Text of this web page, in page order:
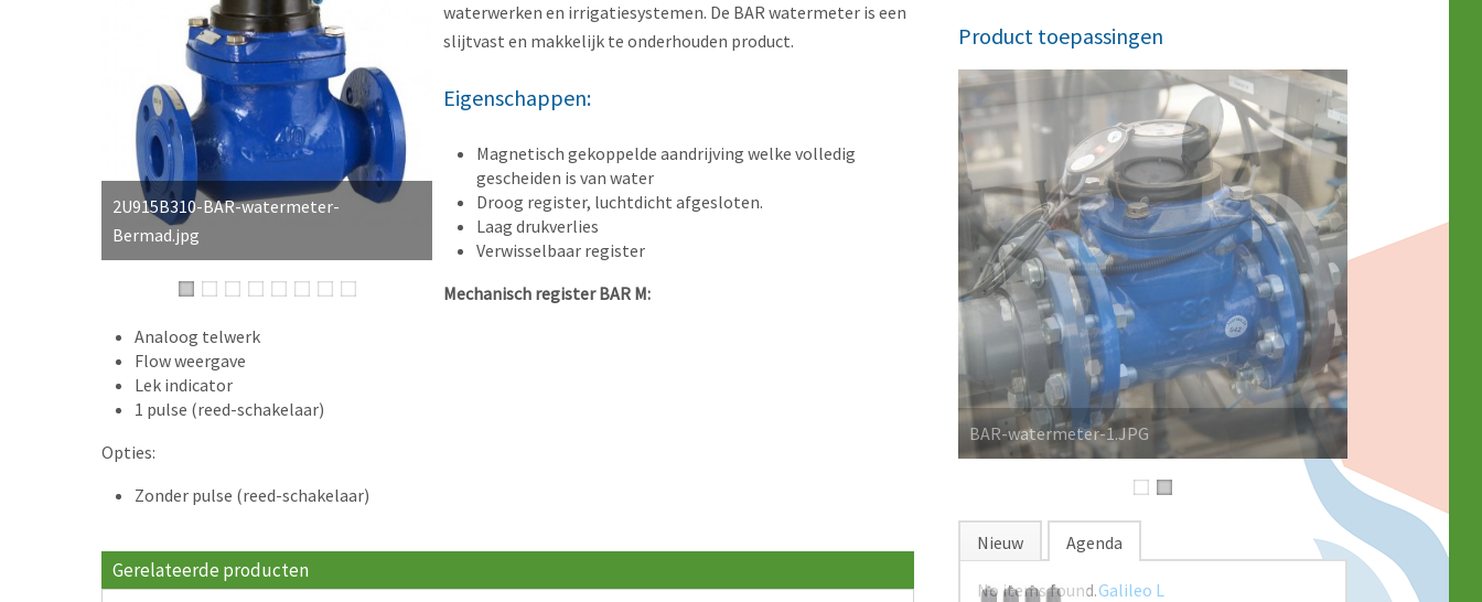
2U915B310-BAR-watermeter-
Bermad.jpg
waterwerken en irrigatiesystemen. De BAR watermeter is een
slijtvast en makkelijk te onderhouden product.
Eigenschappen:
Magnetisch gekoppelde aandrijving welke volledig
gescheiden is van water
Droog register, luchtdicht afgesloten.
Laag drukverlies
Verwisselbaar register
Mechanisch register BAR M:
Analoog telwerk
Flow weergave
Lek indicator
1 pulse (reed-schakelaar)
Opties:
Zonder pulse (reed-schakelaar)
Gerelateerde producten
Product toepassingen
Nieuw Agenda
No items found.